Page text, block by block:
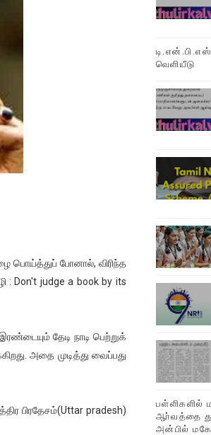
விரைவில் வெளியீடு
உயர்மட்டக்குழு பள்ளிக்கல்வித்துறை
பொய்த்துப் போனால், விரிந்த
: Don't judge a book by its
தேடி நாடி பெற்றுக்
அதை முடித்து வைப்பது
பிரதேசம்(Uttar pradesh)
வெளியீடு
பள்ளிகளில்
ஆா்வத்தை
அன்பில்